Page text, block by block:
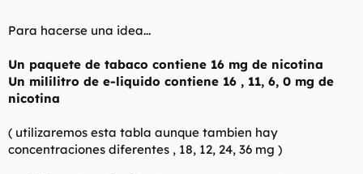
Para hacerse una idea...
Un paquete de tabaco contiene 16 mg de nicotina
Un mililitro de e-liquido contiene 16 , 11, 6, 0 mg de
nicotina
( utilizaremos esta tabla aunque tambien hay
concentraciones diferentes , 18, 12, 24, 36 mg )